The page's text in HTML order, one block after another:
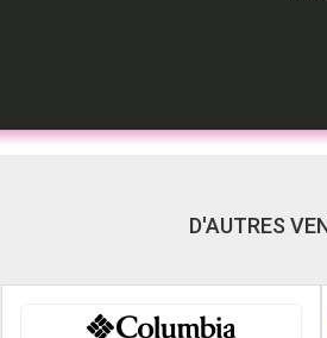
D'AUTRES